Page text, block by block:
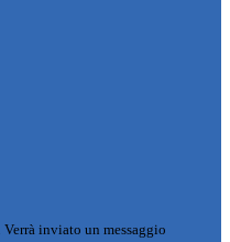
Verrà inviato un messaggio